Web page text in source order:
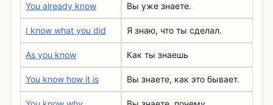
You already know Вы уже знаете.
I know what you did Я знаю, что ты сделал.
As you know Как ты знаешь
You know how it is Вы знаете, как это бывает.